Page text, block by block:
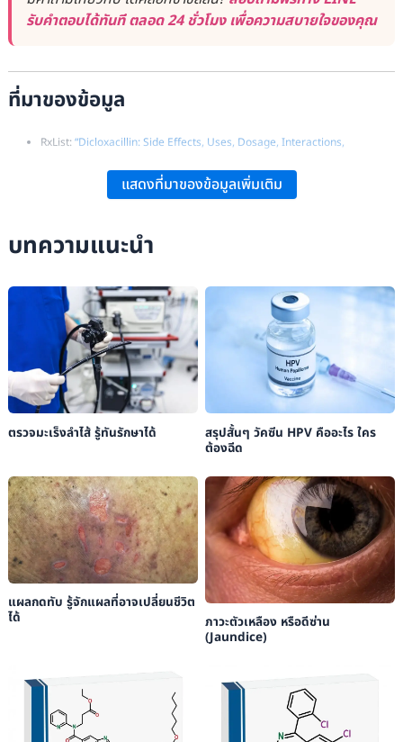
รับคำตอบได้ทันที ตลอด 24 ชั่วโมง เพื่อความสบายใจของคุณ
ที่มาของข้อมูล
RxList: “Dicloxacillin: Side Effects, Uses, Dosage, Interactions,
“Dicloxacillin Uses, Side Effects & Warnings”
แสดงที่มาของข้อมูลเพิ่มเติม
บทความแนะนำ
ตรวจมะเร็งลำไส้ รู้ทันรักษาได้
สรุปสั้นๆ วัคซีน HPV คืออะไร ใคร
ต้องฉีด
แผลกดทับ รู้จักแผลที่อาจเปลี่ยนชีวิต
ได้
ภาวะตัวเหลือง หรือดีซ่าน
(Jaundice)